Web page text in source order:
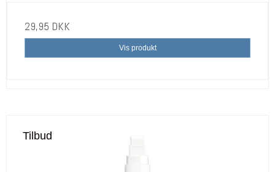
29,95 DKK
Vis produkt
Tilbud